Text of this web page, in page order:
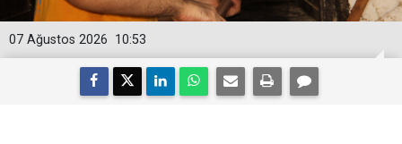
10:53
07 Ağustos 2026